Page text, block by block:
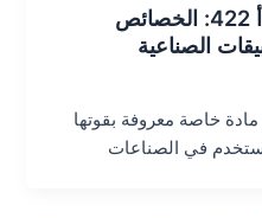
دليل الفولاذ المقاوم للصدأ 422: الخصائص
الصناعية
المقاوم للصدأ 422 هو مادة خاصة معروفة بقوتها
في الصناعات